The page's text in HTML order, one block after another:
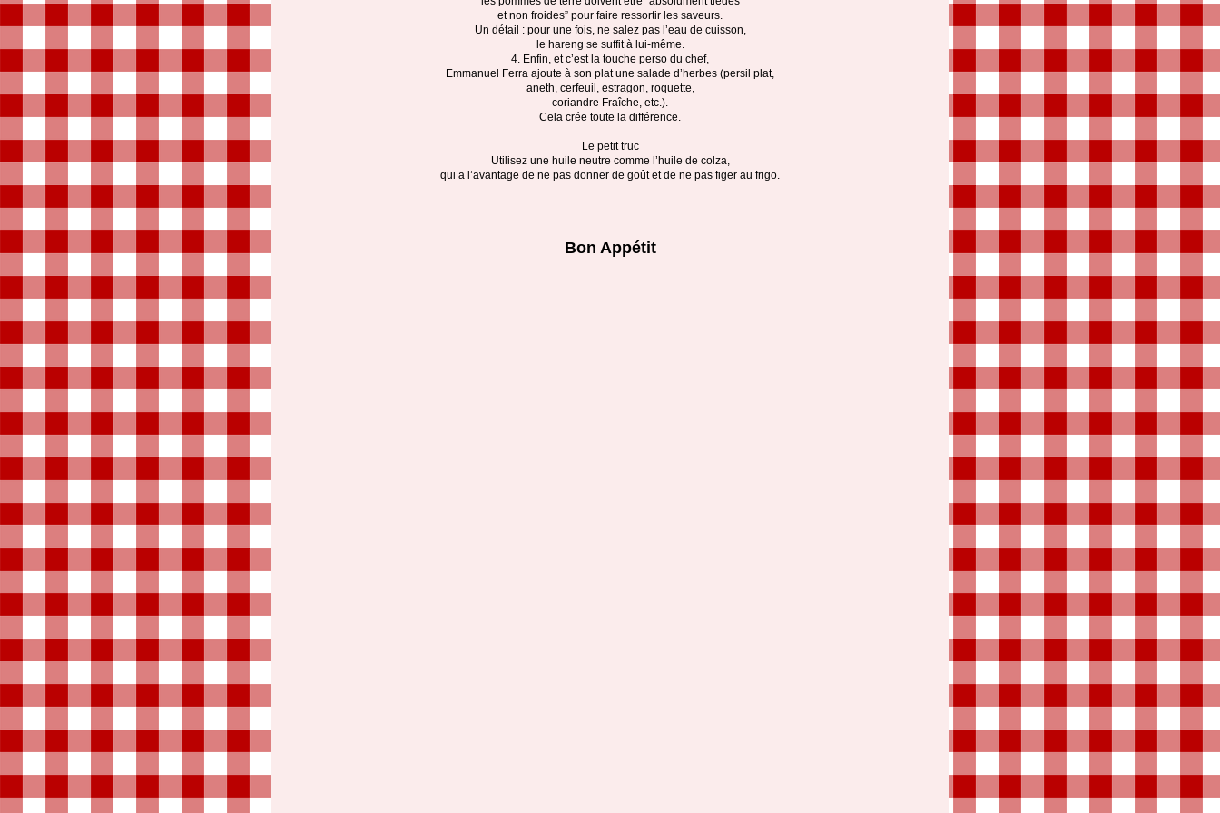
et non froides” pour faire ressortir les saveurs.
Un détail : pour une fois, ne salez pas l’eau de cuisson,
le hareng se suffit à lui-même.
4. Enfin, et c’est la touche perso du chef,
Emmanuel Ferra ajoute à son plat une salade d’herbes (persil plat,
aneth, cerfeuil, estragon, roquette,
coriandre Fraîche, etc.).
Cela crée toute la différence.
Le petit truc
Utilisez une huile neutre comme l’huile de colza,
qui a l’avantage de ne pas donner de goût et de ne pas figer au frigo.
Bon Appétit